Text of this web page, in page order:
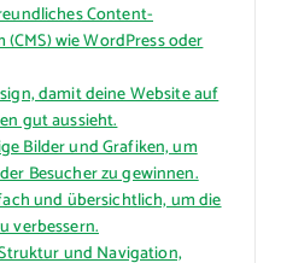
Content-
wie WordPress oder
damit deine Website auf
gut aussieht.
Bilder und Grafiken, um
Besucher zu gewinnen.
und übersichtlich, um die
verbessern.
und Navigation,